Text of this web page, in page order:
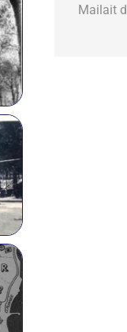
Mailait